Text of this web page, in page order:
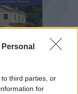
third parties, or
for
Λάρισας,